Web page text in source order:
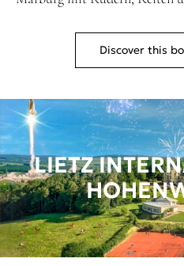
Discover this
LIETZ